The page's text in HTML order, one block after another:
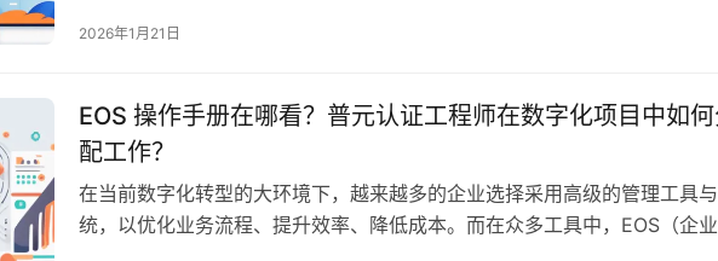
2026年1月21日
EOS 操作手册在哪看？普元认证工程师在数字化项目中如
配工作？
在当前数字化转型的大环境下，越来越多的企业选择采用高级的管理工具
统，以优化业务流程、提升效率、降低成本。而在众多工具中，EOS（企业